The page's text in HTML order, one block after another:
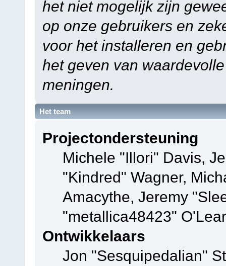
het niet mogelijk zijn
op onze gebruikers en
voor het installeren en
het geven van
meningen.
Het team
Projectondersteuning
Michele "Illori" Davis,
"Kindred" Wagner,
Amacythe, Jeremy
"metallica48423"
Ontwikkelaars
Jon "Sesquipedalian"